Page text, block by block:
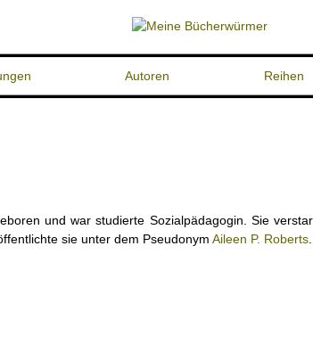
Autoren Reihen
und war studierte Sozialpädagogin. Sie
sie unter dem Pseudonym Aileen P. Roberts